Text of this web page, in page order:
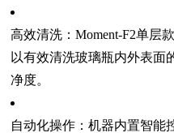
高效清洗：Moment-F2单层
以有效清洗玻璃瓶内外表面
净度。
自动化操作：机器内置智能